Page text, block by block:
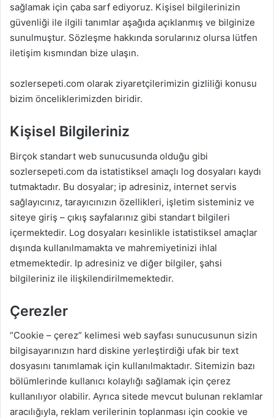
sağlamak için çaba sarf ediyoruz. Kişisel bilgilerinizin
güvenliği ile ilgili tanımlar aşağıda açıklanmış ve bilginize
sunulmuştur. Sözleşme hakkında sorularınız olursa lütfen
iletişim kısmından bize ulaşın.
sozlersepeti.com olarak ziyaretçilerimizin gizliliği konusu
bizim önceliklerimizden biridir.
Kişisel Bilgileriniz
Birçok standart web sunucusunda olduğu gibi
sozlersepeti.com da istatistiksel amaçlı log dosyaları kaydı
tutmaktadır. Bu dosyalar; ip adresiniz, internet servis
sağlayıcınız, tarayıcınızın özellikleri, işletim sisteminiz ve
siteye giriş – çıkış sayfalarınız gibi standart bilgileri
içermektedir. Log dosyaları kesinlikle istatistiksel amaçlar
dışında kullanılmamakta ve mahremiyetinizi ihlal
etmemektedir. Ip adresiniz ve diğer bilgiler, şahsi
bilgileriniz ile ilişkilendirilmemektedir.
Çerezler
“Cookie – çerez” kelimesi web sayfası sunucusunun sizin
bilgisayarınızın hard diskine yerleştirdiği ufak bir text
dosyasını tanımlamak için kullanılmaktadır. Sitemizin bazı
bölümlerinde kullanıcı kolaylığı sağlamak için çerez
kullanılıyor olabilir. Ayrıca sitede mevcut bulunan reklamlar
aracılığıyla, reklam verilerinin toplanması için cookie ve